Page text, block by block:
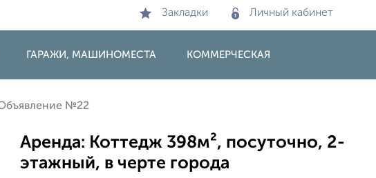
Закладки Личный кабинет
ГАРАЖИ, МАШИНОМЕСТА КОММЕРЧЕСКАЯ
№22
Аренда: Коттедж 398м², посуточно, 2-
этажный, в черте города